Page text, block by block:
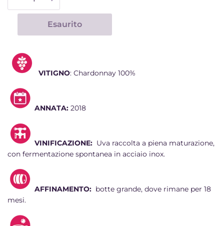
Esaurito
VITIGNO: Chardonnay 100%
ANNATA: 2018
VINIFICAZIONE: Uva raccolta a piena maturazione,
con fermentazione spontanea in acciaio inox.
AFFINAMENTO: botte grande, dove rimane per 18
mesi.